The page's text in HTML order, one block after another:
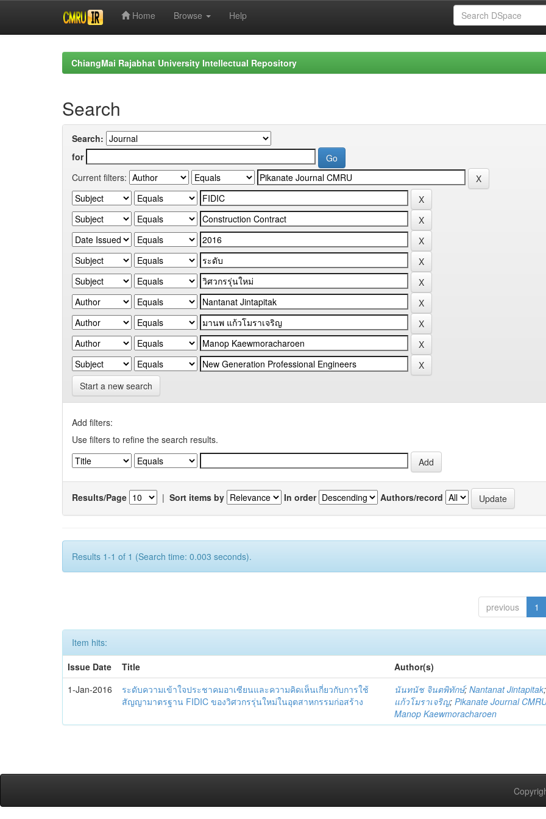
Home Browse Help
ChiangMai Rajabhat University Intellectual Repository
Search
Search:
for
Current filters:
Start a new search
Add filters:
Use filters to refine the search results.
Results/Page | Sort items by In order Authors/record
Results 1-1 of 1 (Search time: 0.003 seconds).
previous 1
Item hits:
Issue Date
Title
Author(s)
1-Jan-2016
ระดับความเข้าใจประชาคมอาเซียนและความคิดเห็นเกี่ยวกับการใช้
สัญญามาตรฐาน FIDIC ของวิศวกรรุ่นใหม่ในอุตสาหกรรมก่อสร้าง
นันทนัช จินตพิทักษ์;Nantanat Jintapitak;
แก้วโมราเจริญ;Pikanate Journal
Manop Kaewmoracharoen